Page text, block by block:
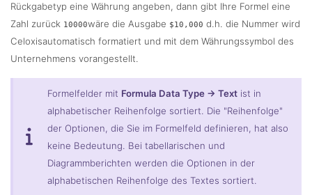
Rückgabetyp eine Währung angeben, dann gibt Ihre Formel eine
Zahl zurück 10000wäre die Ausgabe $10,000 d.h. die Nummer wird
Celoxisautomatisch formatiert und mit dem Währungssymbol des
Unternehmens vorangestellt.
Formelfelder mit Formula Data Type-> Textist in
alphabetischer Reihenfolge sortiert. Die "Reihenfolge"
der Optionen, die Sie im Formelfeld definieren, hat also
keine Bedeutung. Bei tabellarischen und
Diagrammberichten werden die Optionen in der
alphabetischen Reihenfolge des Textes sortiert.